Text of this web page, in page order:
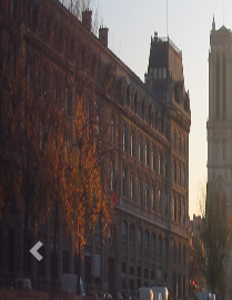
Previous